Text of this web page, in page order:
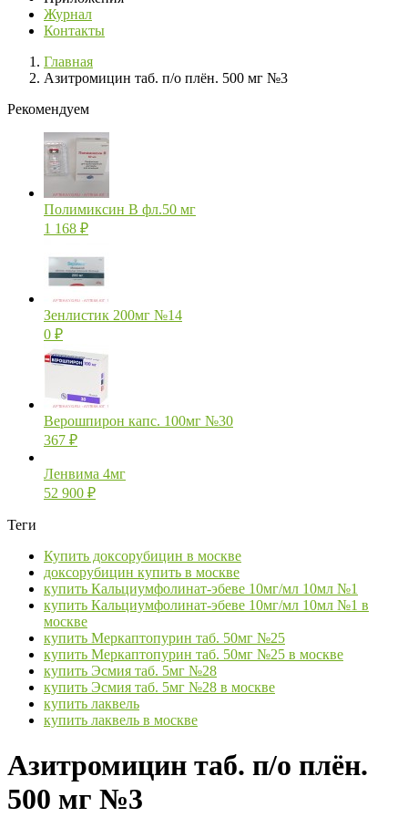
Журнал
Контакты
Главная
Азитромицин таб. п/о плён. 500 мг №3
Рекомендуем
Полимиксин В фл.50 мг
1 168 ₽
Зенлистик 200мг №14
0 ₽
Верошпирон капс. 100мг №30
367 ₽
Ленвима 4мг
52 900 ₽
Теги
Купить доксорубицин в москве
доксорубицин купить в москве
купить Кальциумфолинат-эбеве 10мг/мл 10мл №1
купить Кальциумфолинат-эбеве 10мг/мл 10мл №1 в
москве
купить Меркаптопурин таб. 50мг №25
купить Меркаптопурин таб. 50мг №25 в москве
купить Эсмия таб. 5мг №28
купить Эсмия таб. 5мг №28 в москве
купить лаквель
купить лаквель в москве
Азитромицин таб. п/о плён.
500 мг №3